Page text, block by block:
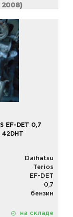
2008)
EF-DET 0,7
Daihatsu
Terios
EF-DET
0,7
бензин
на складе